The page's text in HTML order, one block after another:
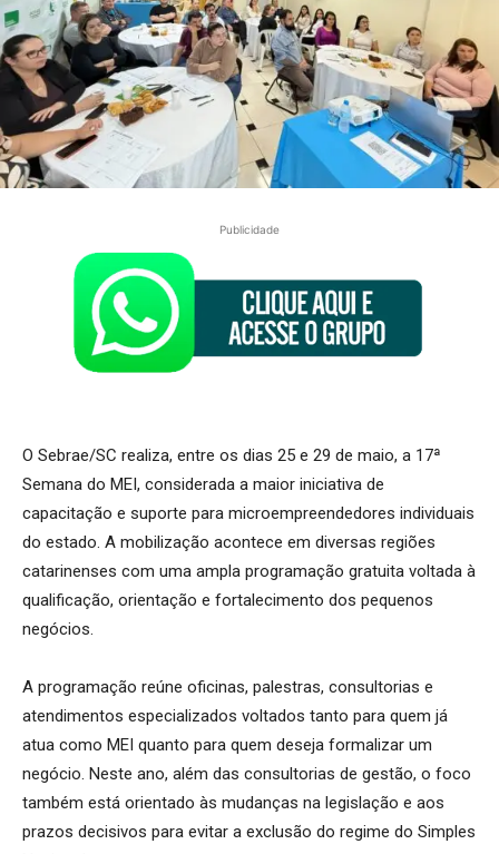
Publicidade
O Sebrae/SC realiza, entre os dias 25 e 29 de maio, a 17ª
Semana do MEI, considerada a maior iniciativa de
capacitação e suporte para microempreendedores individuais
do estado. A mobilização acontece em diversas regiões
catarinenses com uma ampla programação gratuita voltada à
qualificação, orientação e fortalecimento dos pequenos
negócios.
A programação reúne oficinas, palestras, consultorias e
atendimentos especializados voltados tanto para quem já
atua como MEI quanto para quem deseja formalizar um
negócio. Neste ano, além das consultorias de gestão, o foco
também está orientado às mudanças na legislação e aos
prazos decisivos para evitar a exclusão do regime do Simples